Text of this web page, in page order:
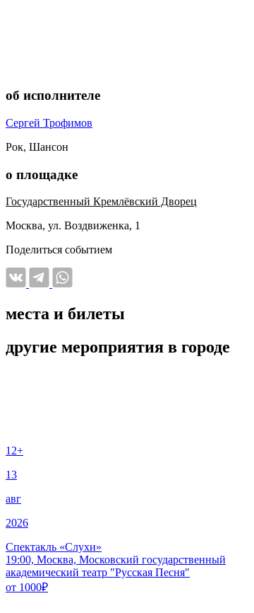
об исполнителе
Сергей Трофимов
Рок, Шансон
о площадке
Государственный Кремлёвский Дворец
Москва, ул. Воздвиженка, 1
Поделиться событием
места и билеты
другие мероприятия в городе
12+
13
авг
2026
Спектакль «Слухи»
19:00, Москва, Московский государственный
академический театр "Русская Песня"
от 1000₽